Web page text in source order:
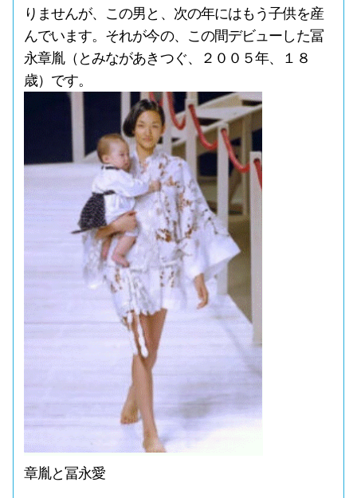
りませんが、この男と、次の年にはもう子供を産
んでいます。それが今の、この間デビューした冨
永章胤（とみながあきつぐ、２００５年、１８
歳）です。
章胤と冨永愛